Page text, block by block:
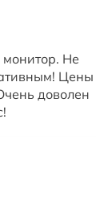
Не
Цены
доволен